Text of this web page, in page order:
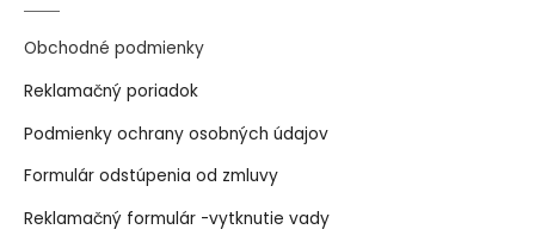
Obchodné podmienky
Reklamačný poriadok
Podmienky ochrany osobných údajov
Formulár odstúpenia od zmluvy
Reklamačný formulár -vytknutie vady